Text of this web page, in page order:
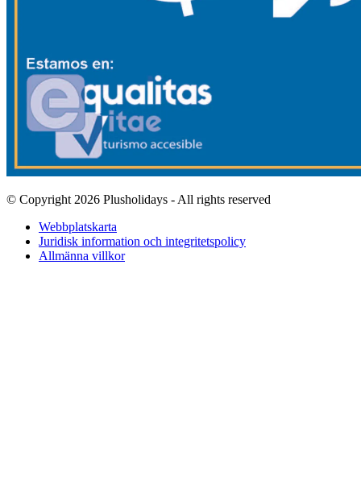
© Copyright 2026 Plusholidays - All rights reserved
Webbplatskarta
Juridisk information och integritetspolicy
Allmänna villkor